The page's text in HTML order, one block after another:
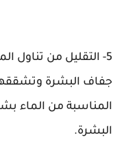
5- التقليل من تناول
جفاف البشرة
المناسبة من الماء
البشرة.